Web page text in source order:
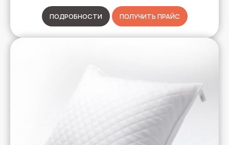
ПОДРОБНОСТИ ПОЛУЧИТЬ ПРАЙС